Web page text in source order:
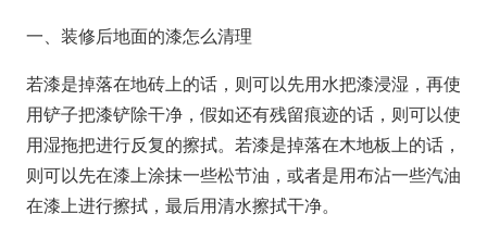
一、装修后地面的漆怎么清理
若漆是掉落在地砖上的话，则可以先用水把漆浸湿，再使
用铲子把漆铲除干净，假如还有残留痕迹的话，则可以使
用湿拖把进行反复的擦拭。若漆是掉落在木地板上的话，
则可以先在漆上涂抹一些松节油，或者是用布沾一些汽油
在漆上进行擦拭，最后用清水擦拭干净。